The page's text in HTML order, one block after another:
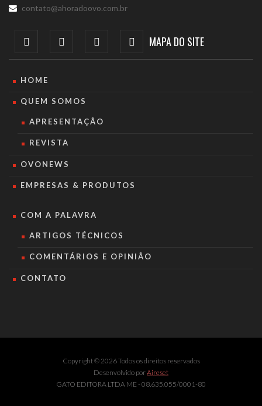
contato@ahoradoovo.com.br
MAPA DO SITE
HOME
QUEM SOMOS
APRESENTAÇÃO
REVISTA
OVONEWS
EMPRESAS & PRODUTOS
COM A PALAVRA
ARTIGOS TÉCNICOS
COMENTÁRIOS E OPINIÃO
CONTATO
Copyright © 2026 Todos os direitos reservados
Desenvolvido porAireset
GATO EDITORA LTDA ME - 08.635.055/0001-80